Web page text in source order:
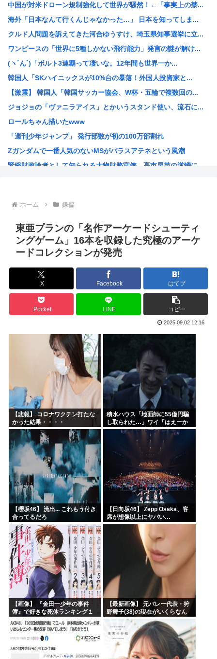
【衝撃】手術中に熊本地震が直撃した結果www(※動画あり...
【描込】なんだよこの漫画ｗｗｗ【注意】
【衝撃】 中国製ルーター20機種にバックドア発見！ ネッ...
【画像】マジで復活して欲しいAV女優www
【画像】仙台育英初の女子野球部員・星よつはがガチで可愛す...
【悲報】結婚して2年目の奥さんが風俗経験者だと判明
【最新版】日本の都市の都会度ランキングがこちらwww
ダイソーの220円のUSBケーブルが3ヶ月でダメになった...
【警告】ADHDグレーと診断された子供たち、高確率で『こ...
【画像】どえらい乳のJSが発見される
中国外務省、広島原爆投下に関して「同情を得ようと核被害者...
中国が対米ドローン規制強化して世界が騒然！←「事実上の禁...
海外「日本なんて行くんじゃなかった…」 日本を知ってしま...
クルド人問題を訴えてきた河合ゆうすけ、埼玉県知事選挙に立...
ワンピースの「世界に5種しかない飛行能力」発言の謎が解け...
(ヽ´ん`)「ボルト3連覇って凄いな。12年間も世界一か...
韓国人「SKハイニックスが10%台の暴落！外国人投資家と...
【激震】 韓国人「韓国サッカー協会、W杯・五輪で複数回の...
ジョジョの「ヴァニラアイス」とかいうスタンド使い、流石に...
ロールちゃん描いたwww
「週刊少年ジャンプ」 発行部数が初の100万部割れ
Zガンダムで一番人気のないMSがパラスアテネという風潮
緊縮財政論者として知られる大物財務官僚、高市早苗の逆鱗に...
熊本地震避難所で高市早苗の態度が非常に良いと話題
露悪系アニメ、定義がよくわからなくなる
高市早苗「消費税減税の財源は今から考える」
声優の長谷川育美さんと結婚したいんやが
部落民のことお前らの地域ってなんて言ってた？
中国大使館に侵入した自衛官（24）、動機を告白「中国の強...
海外「ディズニーがゴミのようだ！」日本がアニメ化した米人...
今期アニメの評価、ついに固まる
韓国人「韓国サッカー協会W杯予選で外国人審判に性接待した...
「味方のふりをしてたが、実は敵のスパイだったキャラ」 何...
みいちゃん作者、お気持ち表明ツイートから1週間沈黙www
高市総書記に逆らった財務官僚、左遷されるwww
ヒロアカ見たらまじで好きになったんやが
ホーム 嫌儲
東亜プランの「名作アーケードシューティ
ングゲーム」16本を収録した究極のアーケ
ードコレクションが発売
X Facebook はてブ
Pocket LINE コピー
2025.09.02 12:16
【悲報】 コロナワクチン打たな
かった結果・・・・
積水ハウス「地面師に55億円騙
し取られた…」ワイ「はえーか
わいそう…会社滅茶苦茶やろな
【櫻坂46】 流出... これもう付き
合ってるだろ
【日向坂46】 Zepp Osaka、客
席が想像以上にヤバい…
【画像】 『金田一少年の事件
簿』で好きな死体ランキング１
位がこちら！
【最新画像】 元バレー代表・狩
野舞子(38)の現在がいくらなん
でも即ハボすぎる！